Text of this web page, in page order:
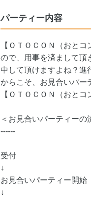
パーティー内容
【ＯＴＯＣＯＮ（おと
ので、用事を済まして頂
中して頂けますよね？進
からこそ、お見合いパー
【ＯＴＯＣＯＮ（おと
＜お見合いパーティーの
------
受付
↓
お見合いパーティー開始
↓